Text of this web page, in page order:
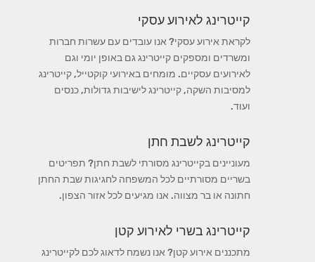
קייטרינג לאירוע עסקי
לקראת אירוע עסקי? אנו עובדים עם עשרות חברות
ומשרדים ומספקים קייטרינג גם באופן יומי וגם
לאירועים עסקיים. מומחים באירועי קוקטייל, קייטרינג
למסיבות השקה, קייטרינג לישיבות גדולות, כנסים
ועוד.
קייטרינג לשבת חתן
מעוניינים בקייטרינג מסורתי לשבת חתן? תפריטים
בשריים מסורתיים לכל המשפחה לחגיגות שבת החתן
חתונה או בר מצווה. אנו מגיעים לכל אזור הצפון.
קייטרינג בשרי לאירוע קטן
מתכננים אירוע קטן? אנו נשמח לדאוג לכם לקייטרינג